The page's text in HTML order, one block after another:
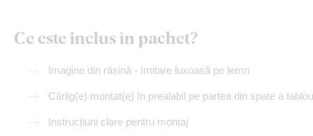
Ce este inclus în pachet?
Imagine din rășină - Imitare luxoasă pe lemn
Cârlig(e) montat(e) în prealabil pe partea din spate a
Instrucțiuni clare pentru montaj